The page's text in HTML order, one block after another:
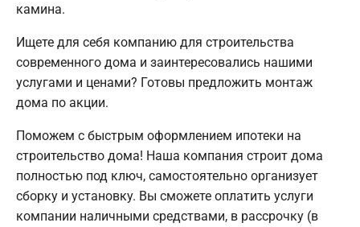
камина.
Ищете для себя компанию для строительства
современного дома и заинтересовались нашими
услугами и ценами? Готовы предложить монтаж
дома по акции.
Поможем с быстрым оформлением ипотеки на
строительство дома! Наша компания строит дома
полностью под ключ, самостоятельно организует
сборку и установку. Вы сможете оплатить услуги
компании наличными средствами, в рассрочку (в